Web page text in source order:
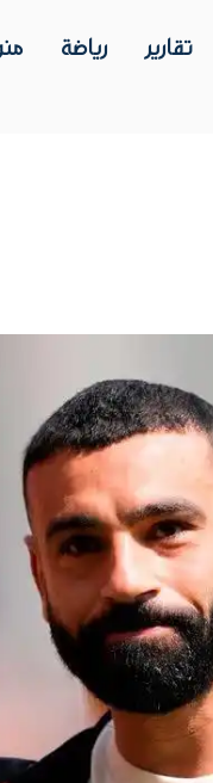
تقارير رياضة